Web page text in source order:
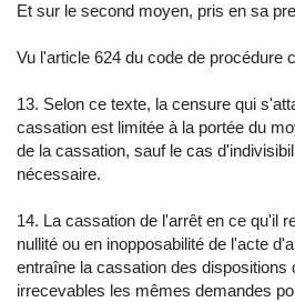
Et sur le second moyen, pris en sa
Vu l'article 624 du code de procédure
13. Selon ce texte, la censure qui
cassation est limitée à la portée du
de la cassation, sauf le cas
nécessaire.
14. La cassation de l'arrêt en ce qu'il
nullité ou en inopposabilité de l'acte
entraîne la cassation des dispositions
irrecevables les mêmes demandes